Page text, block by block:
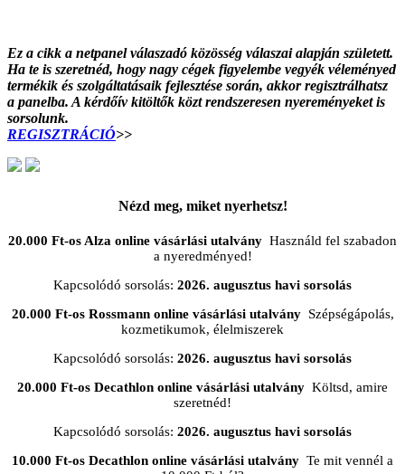
Ez a cikk a netpanel válaszadó közösség válaszai alapján született.
Ha te is szeretnéd, hogy nagy cégek figyelembe vegyék véleményed
termékik és szolgáltatásaik fejlesztése során, akkor regisztrálhatsz
a panelba. A kérdőív kitöltők közt rendszeresen nyereményeket is
sorsolunk.
REGISZTRÁCIÓ>>
Nézd meg, miket nyerhetsz!
20.000 Ft-os Alza online vásárlási utalvány Használd fel szabadon
a nyeredményed!
Kapcsolódó sorsolás: 2026. augusztus havi sorsolás
20.000 Ft-os Rossmann online vásárlási utalványSzépségápolás,
kozmetikumok, élelmiszerek
Kapcsolódó sorsolás: 2026. augusztus havi sorsolás
20.000 Ft-os Decathlon online vásárlási utalvány Költsd, amire
szeretnéd!
Kapcsolódó sorsolás: 2026. augusztus havi sorsolás
10.000 Ft-os Decathlon online vásárlási utalvány Te mit vennél a